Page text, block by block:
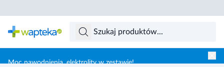
Moc nawodnienia, elektrolity w zestawie!